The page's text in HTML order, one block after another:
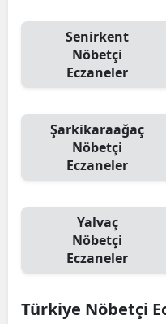
Senirkent
Nöbetçi
Eczaneler
Şarkikaraağaç
Nöbetçi
Eczaneler
Yalvaç
Nöbetçi
Eczaneler
Türkiye Nöbetçi